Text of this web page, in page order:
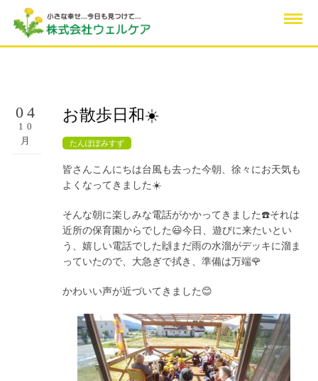
04
10
月
お散歩日和☀️
たんぽぽみすず
皆さんこんにちは台風も去った今朝、徐々にお天気も
よくなってきました☀️
そんな朝に楽しみな電話がかかってきました☎️それは
近所の保育園からでした😃今日、遊びに来たいとい
う、嬉しい電話でした🙌まだ雨の水溜がデッキに溜ま
っていたので、大急ぎで拭き、準備は万端🌹
かわいい声が近づいてきました😊